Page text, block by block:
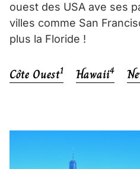
ouest des USA ave ses
villes comme San
plus la Floride !
Côte Ouest1 Hawaii4